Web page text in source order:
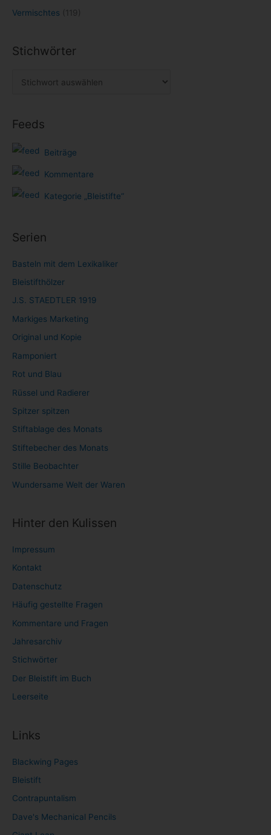
Vermischtes (119)
Stichwörter
Feeds
Beiträge
Kommentare
Kategorie „Bleistifte“
Serien
Basteln mit dem Lexikaliker
Bleistifthölzer
J.S. STAEDTLER 1919
Markiges Marketing
Original und Kopie
Ramponiert
Rot und Blau
Rüssel und Radierer
Spitzer spitzen
Stiftablage des Monats
Stiftebecher des Monats
Stille Beobachter
Wundersame Welt der Waren
Hinter den Kulissen
Impressum
Kontakt
Datenschutz
Häufig gestellte Fragen
Kommentare und Fragen
Jahresarchiv
Stichwörter
Der Bleistift im Buch
Leerseite
Links
Blackwing Pages
Bleistift
Contrapuntalism
Dave's Mechanical Pencils